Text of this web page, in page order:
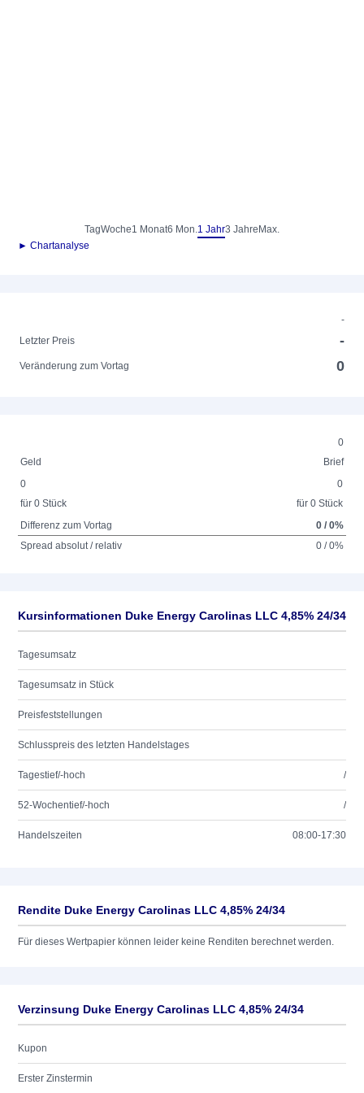
TagWoche1 Monat6 Mon.1 Jahr3 Jahre Max.
► Chartanalyse
-
Letzter Preis
-
Veränderung zum Vortag 0
0
Geld
Brief
0
für 0 Stück
0
für 0 Stück
Differenz zum Vortag
0 / 0%
Spread absolut / relativ
0 / 0%
Kursinformationen Duke Energy Carolinas LLC 4,85% 24/34
Tagesumsatz
Tagesumsatz in Stück
Preisfeststellungen
Schlusspreis des letzten Handelstages
Tagestief/-hoch /
52-Wochentief/-hoch /
Handelszeiten 08:00-17:30
Rendite Duke Energy Carolinas LLC 4,85% 24/34
Für dieses Wertpapier können leider keine Renditen berechnet werden.
Verzinsung Duke Energy Carolinas LLC 4,85% 24/34
Kupon
Erster Zinstermin